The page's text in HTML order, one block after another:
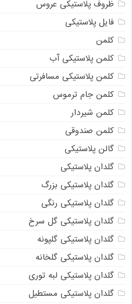
ظروف پلاستیکی عروس
فایل پلاستیکی
کلمن
کلمن پلاستیکی آب
کلمن پلاستیکی مسافرتی
کلمن جام ترموس
کلمن شیردار
کلمن صندوقی
گالن پلاستیکی
گلدان پلاستیکی
گلدان پلاستیکی بزرگ
گلدان پلاستیکی رنگی
گلدان پلاستیکی گل سرخ
گلدان پلاستیکی گلپونه
گلدان پلاستیکی گلخانه
گلدان پلاستیکی لبه توری
گلدان پلاستیکی مستطیل